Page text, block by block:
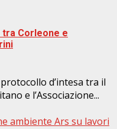
tra Corleone e
d’intesa tra il
e l’Associazione...
ambiente Ars su lavori